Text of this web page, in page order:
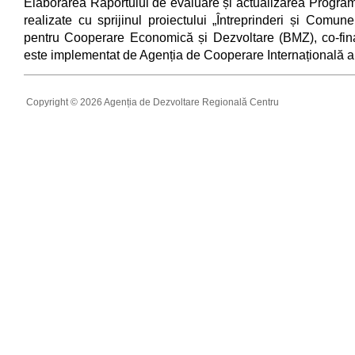
Elaborarea Raportului de evaluare și actualizarea
realizate cu sprijinul proiectului „Întreprinderi și
pentru Cooperare Economică și Dezvoltare (BMZ), co-
este implementat de Agenția de Cooperare Internațională
Copyright © 2026 Agenția de Dezvoltare Regională Centru